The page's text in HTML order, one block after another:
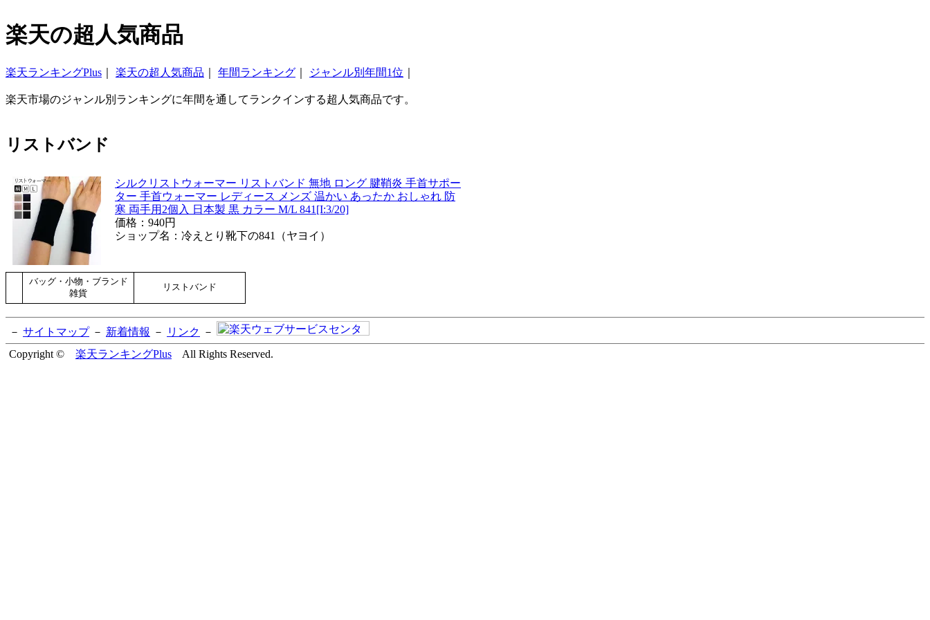
楽天の超人気商品
楽天ランキングPlus 楽天の超人気商品 年間ランキング ジャンル別年間1位
楽天市場のジャンル別ランキングに年間を通してランクインする超人気商品です。
リストバンド
シルクリストウォーマー リストバンド 無地 ロング 腱鞘炎 手首サポー
ター 手首ウォーマー レディース メンズ 温かい あったか おしゃれ 防
寒 両手用2個入 日本製 黒 カラー M/L 841[I:3/20]
価格：940円
ショップ名：冷えとり靴下の841（ヤヨイ）
バッグ・小物・ブランド
雑貨
リストバンド
－ サイトマップ－ 新着情報 － リンク －
Copyright © 楽天ランキングPlus All Rights Reserved.